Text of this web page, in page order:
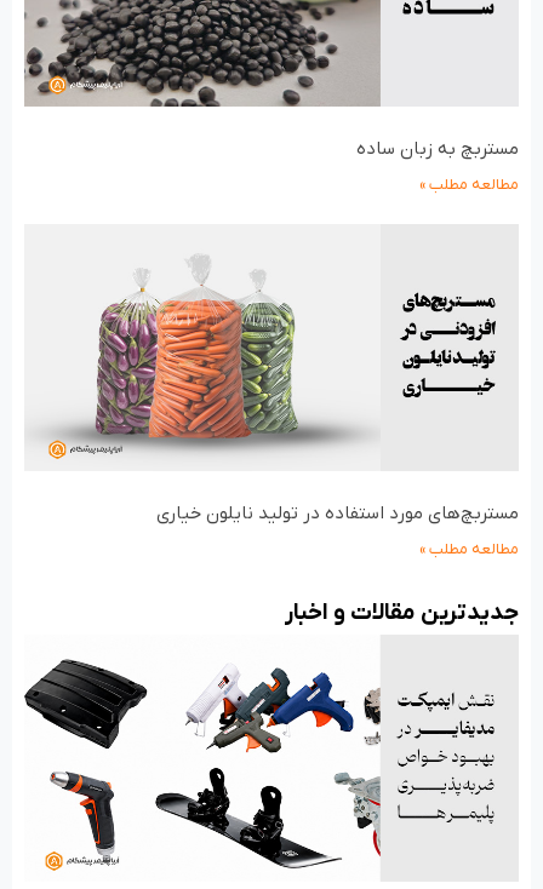
مستربچ به زبان ساده
مطالعه مطلب »
مستربچ‌های مورد استفاده در تولید نایلون خیاری
مطالعه مطلب »
جدید‌ترین مقالات و اخبار